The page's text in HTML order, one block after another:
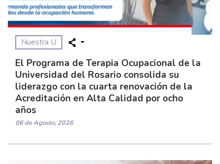
Nuestra U
El Programa de Terapia Ocupacional de la
Universidad del Rosario consolida su
liderazgo con la cuarta renovación de la
Acreditación en Alta Calidad por ocho
años
06 de Agosto, 2026